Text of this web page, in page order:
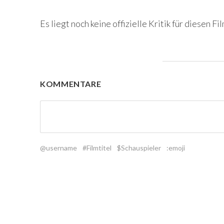
Es liegt noch keine offizielle Kritik für diesen
KOMMENTARE
@username #Filmtitel $Schauspieler :emoji